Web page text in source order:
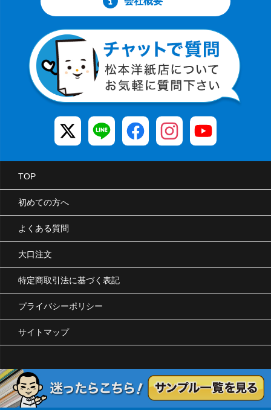
TOP
初めての方へ
よくある質問
大口注文
特定商取引法に基づく表記
プライバシーポリシー
サイトマップ